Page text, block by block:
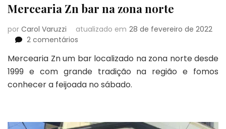
Mercearia Zn bar na zona norte
por Carol Varuzzi atualizado em 28 de fevereiro de 2022
2 comentários
Zn
bar
na
Mercearia Zn um bar localizado na zona norte desde
1999 e com grande tradição na região e fomos
conhecer a feijoada no sábado.